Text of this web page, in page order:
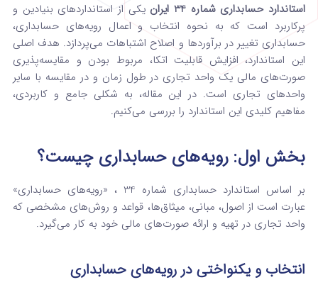
استاندارد حسابداری شماره 34 ایران
یکی از استانداردهای بنیادین و
پرکاربرد است که به نحوه انتخاب و اعمال رویه‌های حسابداری،
حسابداری تغییر در برآوردها و اصلاح اشتباهات می‌پردازد. هدف اصلی
این استاندارد، افزایش قابلیت اتکا، مربوط بودن و مقایسه‌پذیری
صورت‌های مالی یک واحد تجاری در طول زمان و در مقایسه با سایر
واحدهای تجاری است. در این مقاله، به شکلی جامع و کاربردی،
مفاهیم کلیدی این استاندارد را بررسی می‌کنیم.
بخش اول: رویه‌های حسابداری چیست؟
بر اساس استاندارد حسابداری شماره 34
، «رویه‌های حسابداری»
عبارت است از اصول، مبانی، میثاق‌ها، قواعد و روش‌های مشخصی که
واحد تجاری در تهیه و ارائه صورت‌های مالی خود به کار می‌گیرد.
انتخاب و یکنواختی در رویه‌های حسابداری